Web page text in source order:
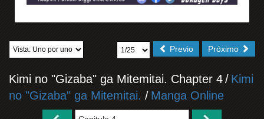
Próximo
Previo
Kimi no "Gizaba" ga Mitemitai. Chapter 4/ Kimi
no "Gizaba" ga Mitemitai. / Manga Online